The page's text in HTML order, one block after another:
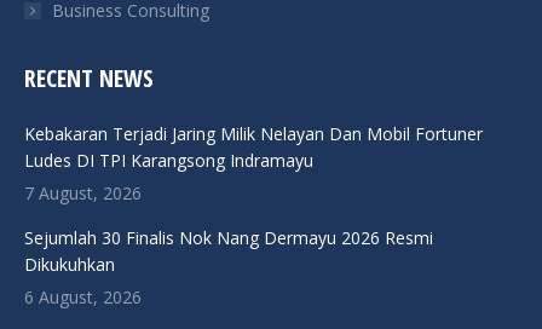
Business Consulting
RECENT NEWS
Kebakaran Terjadi Jaring Milik Nelayan Dan Mobil Fortuner
Ludes DI TPI Karangsong Indramayu
7 August, 2026
Sejumlah 30 Finalis Nok Nang Dermayu 2026 Resmi
Dikukuhkan
6 August, 2026